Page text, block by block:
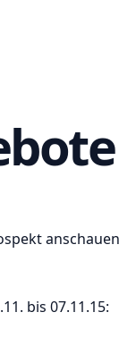
bis 07.11.15: